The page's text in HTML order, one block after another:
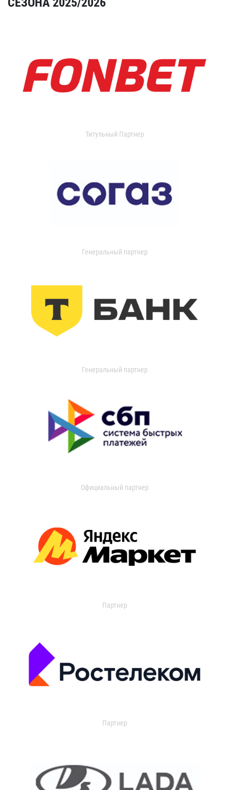
Титульный Партнер
Генеральный партнер
Генеральный партнер
Официальный партнер
Партнер
Партнер